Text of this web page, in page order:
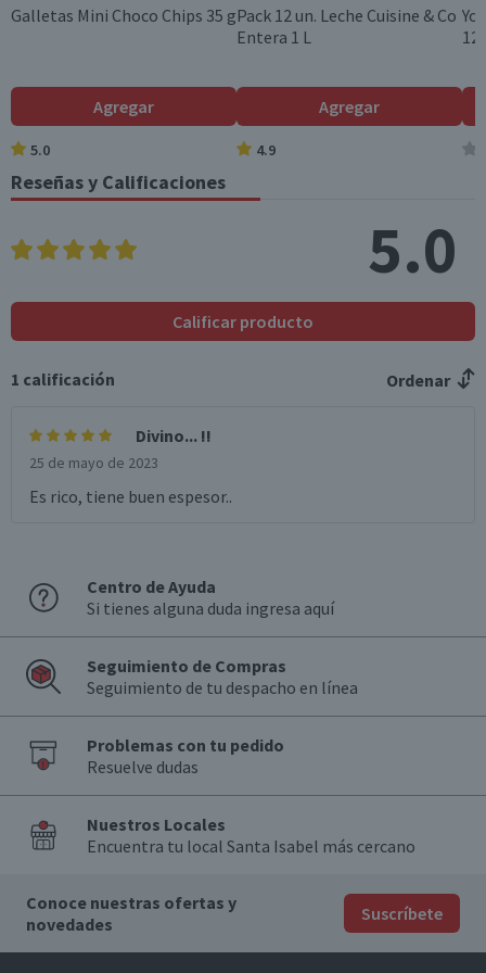
Galletas Mini Choco Chips 35 g
Agregar
5.0
Pack 12 un. Leche Cuisine & Co
Entera 1 L
Agregar
4.9
Reseñas y Calificaciones
5.0
Calificar producto
1 calificación Ordenar
Divino... !!
25 de mayo de 2023
Es rico, tiene buen espesor..
Centro de Ayuda
Si tienes alguna duda ingresa aquí
Seguimiento de Compras
Seguimiento de tu despacho en línea
Problemas con tu pedido
Resuelve dudas
Nuestros Locales
Encuentra tu local Santa Isabel más cercano
Conoce nuestras ofertas y
novedades
Suscríbete